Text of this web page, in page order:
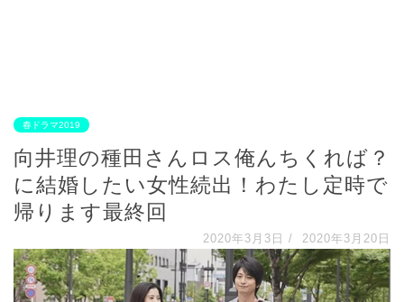
春ドラマ2019
向井理の種田さんロス俺んちくれば？
に結婚したい女性続出！わたし定時で
帰ります最終回
2020年3月3日 / 2020年3月20日